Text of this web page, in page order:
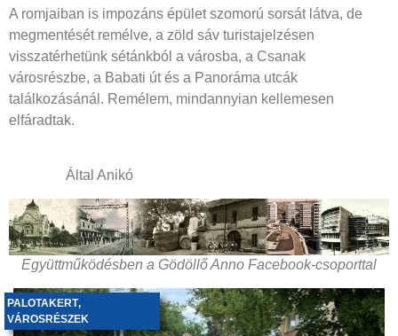
A romjaiban is impozáns épület szomorú sorsát látva, de
megmentését remélve, a zöld sáv turistajelzésen
visszatérhetünk sétánkból a városba, a Csanak
városrészbe, a Babati út és a Panoráma utcák
találkozásánál. Remélem, mindannyian kellemesen
elfáradtak.
Által Anikó
Együttműködésben a Gödöllő Anno Facebook-csoporttal
PALOTAKERT,
VÁROSRÉSZEK